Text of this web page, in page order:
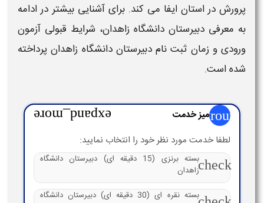
پرورش در استان ایفا می کند. برای آشنایی بیشتر در ادامه
به معرفی دبیرستان دانشگاه زاهدان، شرایط قبولی آزمون
ورودی و زمان ثبت نام دبیرستان دانشگاه زاهدانپرداخته
شده است.
groupمیز خدمت expand_more
لطفا خدمت مورد نظر خود را انتخاب نمایید:
check
بسته برنزی (15 دقیقه ای) دبیرستان دانشگاه
زاهدان
بسته نقره ای (30 دقیقه ای) دبیرستان دانشگاه